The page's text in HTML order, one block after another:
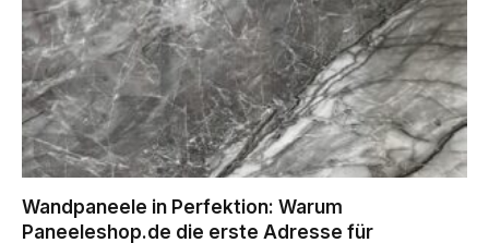
Wandpaneele in Perfektion: Warum
Paneeleshop.de die erste Adresse für